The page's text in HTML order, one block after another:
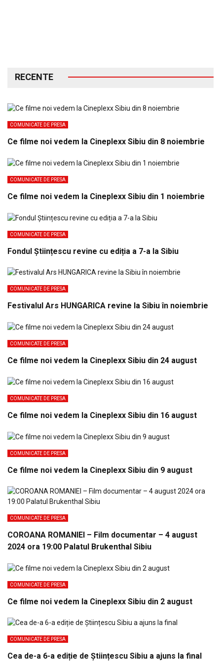
RECENTE
COMUNICATE DE PRESA
Ce filme noi vedem la Cineplexx Sibiu din 8 noiembrie
COMUNICATE DE PRESA
Ce filme noi vedem la Cineplexx Sibiu din 1 noiembrie
COMUNICATE DE PRESA
Fondul Științescu revine cu ediția a 7-a la Sibiu
COMUNICATE DE PRESA
Festivalul Ars HUNGARICA revine la Sibiu în noiembrie
COMUNICATE DE PRESA
Ce filme noi vedem la Cineplexx Sibiu din 24 august
COMUNICATE DE PRESA
Ce filme noi vedem la Cineplexx Sibiu din 16 august
COMUNICATE DE PRESA
Ce filme noi vedem la Cineplexx Sibiu din 9 august
COMUNICATE DE PRESA
COROANA ROMANIEI – Film documentar – 4 august
2024 ora 19:00 Palatul Brukenthal Sibiu
COMUNICATE DE PRESA
Ce filme noi vedem la Cineplexx Sibiu din 2 august
COMUNICATE DE PRESA
Cea de-a 6-a ediție de Științescu Sibiu a ajuns la final